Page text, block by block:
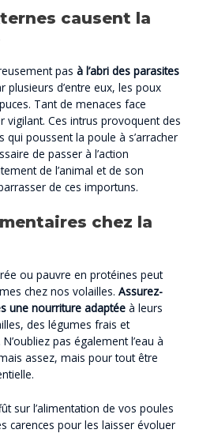
causent la
pas à l’abri des parasites
plusieurs d’entre eux, les poux
Tant de menaces face
vigilant. Ces intrus provoquent des
poussent la poule à s’arracher
de passer à l’action
de l’animal et de son
de ces importuns.
chez la
ou pauvre en protéines peut
chez nos volailles. Assurez-
une nourriture adaptée à leurs
des légumes frais et
pas également l’eau à
assez, mais pour tout être
sur l’alimentation de vos poules
carences pour les laisser évoluer